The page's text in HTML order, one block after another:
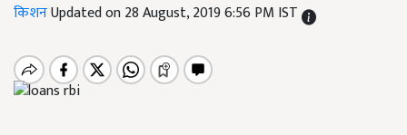
किशनUpdated on 28 August, 2019 6:56 PM IST